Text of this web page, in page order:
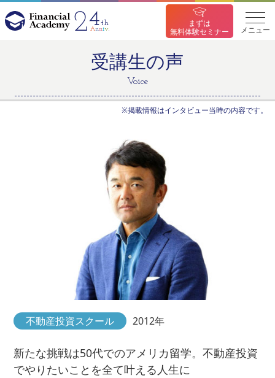
まずは
無料体験セミナー
メニュー
受講生の声
Voice
※掲載情報はインタビュー当時の内容です。
不動産投資スクール 2012年
新たな挑戦は50代でのアメリカ留学。不動産投資
でやりたいことを全て叶える人生に